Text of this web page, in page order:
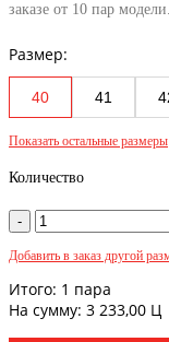
заказе от 10 пар модели.
Размер:
40 41
Показать остальные размеры
Количество
Добавить в заказ другой
Итого: 1 пара
На сумму: 3 233,00 Ц